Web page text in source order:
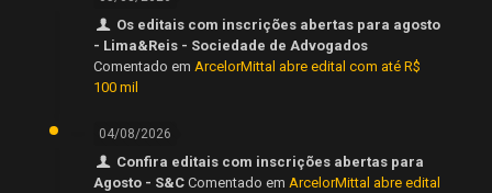
Os editais com inscrições abertas para agosto
- Lima&Reis - Sociedade de Advogados
Comentado em ArcelorMittal abre edital com até R$
100 mil
04/08/2026
Confira editais com inscrições abertas para
Agosto - S&C Comentado em ArcelorMittal abre edital